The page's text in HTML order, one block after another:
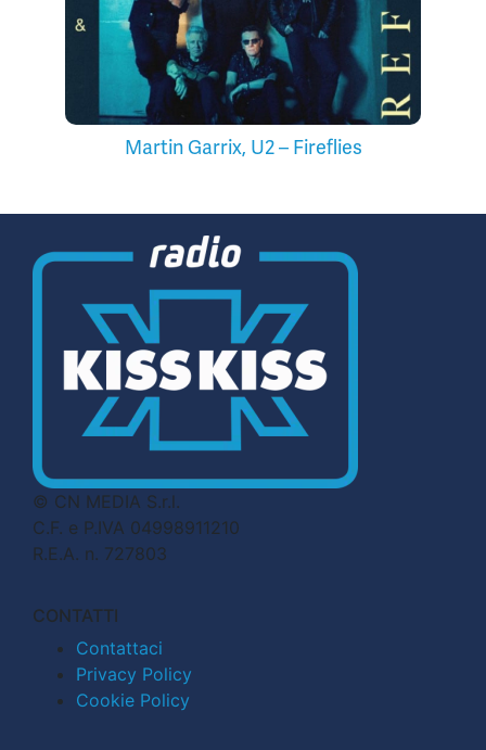
Martin Garrix, U2 – Fireflies
© CN MEDIA S.r.l.
C.F. e P.IVA 04998911210
R.E.A. n. 727803
CONTATTI
Contattaci
Privacy Policy
Cookie Policy